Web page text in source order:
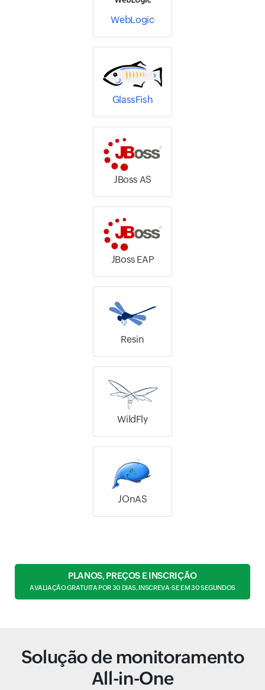
WebLogic
GlassFish
JBoss AS
JBoss EAP
Resin
WildFly
JOnAS
PLANOS, PREÇOS E INSCRIÇÃO
AVALIAÇÃO GRATUITA POR 30 DIAS, INSCREVA-SE EM 30 SEGUNDOS
Solução de monitoramento
All-in-One